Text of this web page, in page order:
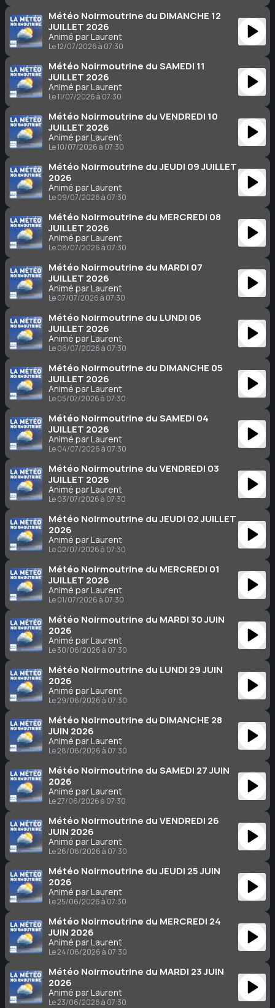
Météo Noirmoutrine du DIMANCHE 12
JUILLET 2026
Animé par Laurent
Le 12/07/2026 à 07:30
Météo Noirmoutrine du SAMEDI 11
JUILLET 2026
Animé par Laurent
Le 11/07/2026 à 07:30
Météo Noirmoutrine du VENDREDI 10
JUILLET 2026
Animé par Laurent
Le 10/07/2026 à 07:30
Météo Noirmoutrine du JEUDI 09 JUILLET
2026
Animé par Laurent
Le 09/07/2026 à 07:30
Météo Noirmoutrine du MERCREDI 08
JUILLET 2026
Animé par Laurent
Le 08/07/2026 à 07:30
Météo Noirmoutrine du MARDI 07
JUILLET 2026
Animé par Laurent
Le 07/07/2026 à 07:30
Météo Noirmoutrine du LUNDI 06
JUILLET 2026
Animé par Laurent
Le 06/07/2026 à 07:30
Météo Noirmoutrine du DIMANCHE 05
JUILLET 2026
Animé par Laurent
Le 05/07/2026 à 07:30
Météo Noirmoutrine du SAMEDI 04
JUILLET 2026
Animé par Laurent
Le 04/07/2026 à 07:30
Météo Noirmoutrine du VENDREDI 03
JUILLET 2026
Animé par Laurent
Le 03/07/2026 à 07:30
Météo Noirmoutrine du JEUDI 02 JUILLET
2026
Animé par Laurent
Le 02/07/2026 à 07:30
Météo Noirmoutrine du MERCREDI 01
JUILLET 2026
Animé par Laurent
Le 01/07/2026 à 07:30
Météo Noirmoutrine du MARDI 30 JUIN
2026
Animé par Laurent
Le 30/06/2026 à 07:30
Météo Noirmoutrine du LUNDI 29 JUIN
2026
Animé par Laurent
Le 29/06/2026 à 07:30
Météo Noirmoutrine du DIMANCHE 28
JUIN 2026
Animé par Laurent
Le 28/06/2026 à 07:30
Météo Noirmoutrine du SAMEDI 27 JUIN
2026
Animé par Laurent
Le 27/06/2026 à 07:30
Météo Noirmoutrine du VENDREDI 26
JUIN 2026
Animé par Laurent
Le 26/06/2026 à 07:30
Météo Noirmoutrine du JEUDI 25 JUIN
2026
Animé par Laurent
Le 25/06/2026 à 07:30
Météo Noirmoutrine du MERCREDI 24
JUIN 2026
Animé par Laurent
Le 24/06/2026 à 07:30
Météo Noirmoutrine du MARDI 23 JUIN
2026
Animé par Laurent
Le 23/06/2026 à 07:30